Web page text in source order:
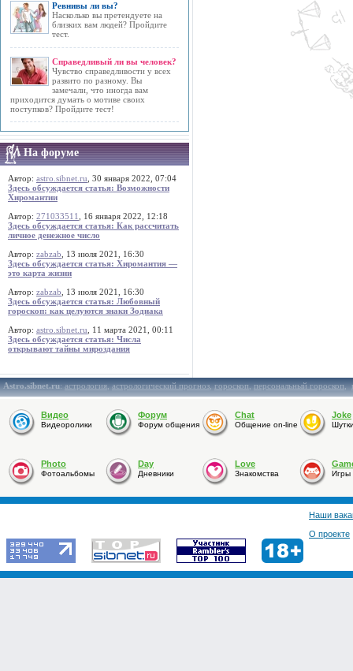
Ревнивы ли вы?
Насколько вы претендуете на
близких вам людей? Пройдите
тест.
Справедливый ли вы человек?
Чувство справедливости у всех
развито по разному. Вы
замечали, что иногда вам
приходится думать о мотиве своих
поступков? Пройдите тест!
На форуме
Автор: astro.sibnet.ru , 30 января 2022, 07:04
Здесь обсуждается статья: Возможности
Хиромантии
Автор: 271033511
, 16 января 2022, 12:18
Здесь обсуждается статья: Как рассчитать
личное денежное число
Автор: zabzab , 13 июля 2021, 16:30
Здесь обсуждается статья: Хиромантия —
это карта жизни
Автор: zabzab , 13 июля 2021, 16:30
Здесь обсуждается статья: Любовный
гороскоп: как целуются знаки Зодиака
Автор: astro.sibnet.ru , 11 марта 2021, 00:11
Здесь обсуждается статья: Числа
открывают тайны мироздания
Astro.sibnet.ru:астрология,астрологический прогноз,гороскоп,персональный гороскоп,
Видео
Видеоролики
Форум
Форум общения
Chat
Общение on-line
Joke
Photo
Фотоальбомы
Day
Дневники
Love
Знакомства Игры
Наши
О проекте